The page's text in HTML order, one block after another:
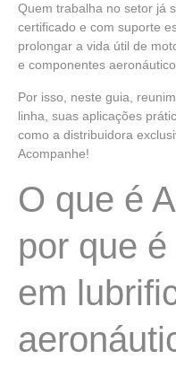
Quem trabalha no setor já
certificado e com suporte
prolongar a vida útil de
e componentes
Por isso, neste guia,
linha, suas aplicações
como a distribuidora
Acompanhe!
O que é
por que
em